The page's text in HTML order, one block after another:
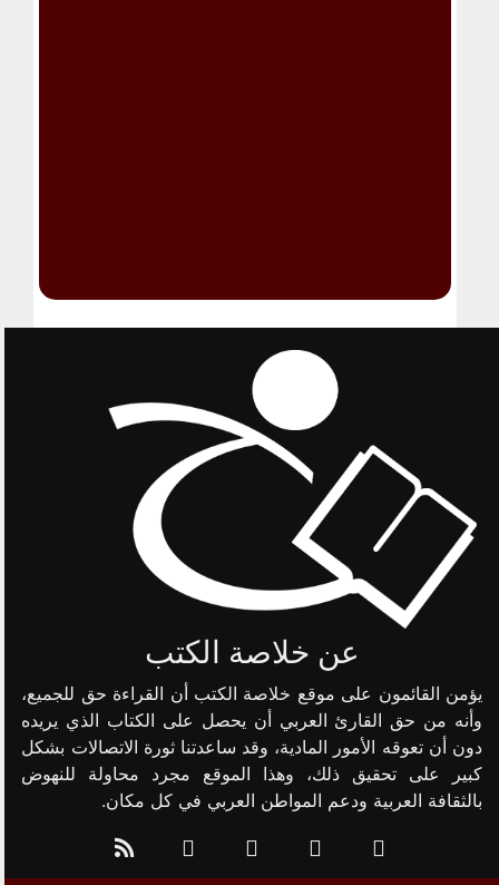
عن خلاصة الكتب
يؤمن القائمون على موقع خلاصة الكتب أن القراءة حق للجميع،
وأنه من حق القارئ العربي أن يحصل على الكتاب الذي يريده
دون أن تعوقه الأمور المادية، وقد ساعدتنا ثورة الاتصالات بشكل
كبير على تحقيق ذلك، وهذا الموقع مجرد محاولة للنهوض
بالثقافة العربية ودعم المواطن العربي في كل مكان.